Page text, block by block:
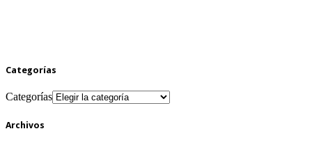
Categorías
Categorías
Archivos